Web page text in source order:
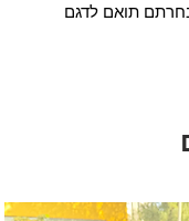
תואם לדגם